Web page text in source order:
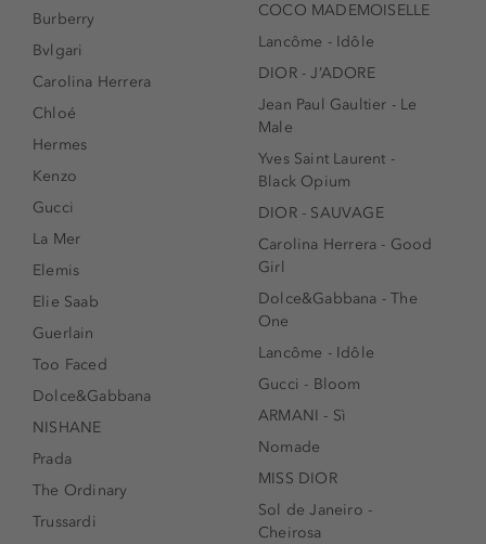
Burberry
Bvlgari
Carolina Herrera
Chloé
Hermes
Kenzo
Gucci
La Mer
Elemis
Elie Saab
Guerlain
Too Faced
Dolce&Gabbana
NISHANE
Prada
The Ordinary
Trussardi
COCO MADEMOISELLE
Lancôme - Idôle
DIOR - J’ADORE
Jean Paul Gaultier - Le
Male
Yves Saint Laurent -
Black Opium
DIOR - SAUVAGE
Carolina Herrera - Good
Girl
Dolce&Gabbana - The
One
Lancôme - Idôle
Gucci - Bloom
ARMANI - Sì
Nomade
MISS DIOR
Sol de Janeiro -
Cheirosa